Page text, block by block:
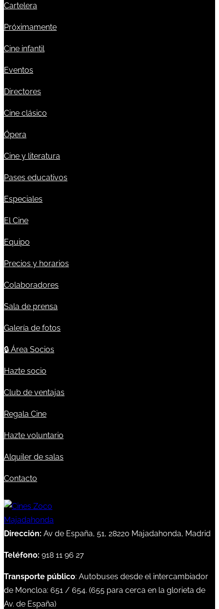
Cartelera
Próximamente
Cine infantil
Eventos
Directores
Cine clásico
Ópera
Cine y literatura
Pases educativos
Especiales
El Cine
Equipo
Precios y horarios
Colaboradores
Sala de prensa
Galería de fotos
🔒 Área Socios
Hazte socio
Club de ventajas
Regala Cine
Hazte voluntario
Alquiler de salas
Contacto
Dirección: Av de España, 51, 28220 Majadahonda, Madrid
Teléfono: 918 11 96 27
Transporte público: Autobuses desde el intercambiador
de Moncloa: 651 / 654. (655 para cerca en la glorieta de
Av. de España)